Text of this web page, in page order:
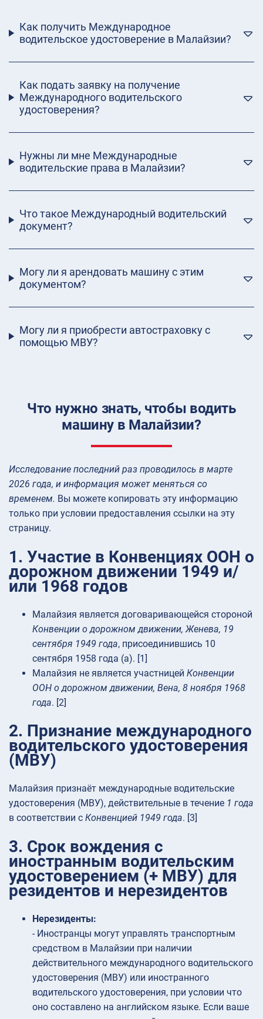
Как получить Международное
водительское удостоверение в Малайзии?
Как подать заявку на получение
Международного водительского
удостоверения?
Нужны ли мне Международные
водительские права в Малайзии?
Что такое Международный водительский
документ?
Могу ли я арендовать машину с этим
документом?
Могу ли я приобрести автостраховку с
помощью МВУ?
Что нужно знать, чтобы водить
машину в Малайзии?
Исследование последний раз проводилось в марте
2026 года, и информация может меняться со
временем. Вы можете копировать эту информацию
только при условии предоставления ссылки на эту
страницу.
1. Участие в Конвенциях ООН о
дорожном движении 1949 и/
или 1968 годов
Малайзия является договаривающейся стороной
Конвенции о дорожном движении, Женева, 19
сентября 1949 года, присоединившись 10
сентября 1958 года (а). [1]
Малайзия не является участницей Конвенции
ООН о дорожном движении, Вена, 8 ноября 1968
года. [2]
2. Признание международного
водительского удостоверения
(МВУ)
Малайзия признаёт международные водительские
удостоверения (МВУ), действительные в течение 1 года
в соответствии с Конвенцией 1949 года. [3]
3. Срок вождения с
иностранным водительским
удостоверением (+ МВУ) для
резидентов и нерезидентов
Нерезиденты:
- Иностранцы могут управлять транспортным
средством в Малайзии при наличии
действительного международного водительского
удостоверения (МВУ) или иностранного
водительского удостоверения, при условии что
оно составлено на английском языке. Если ваше